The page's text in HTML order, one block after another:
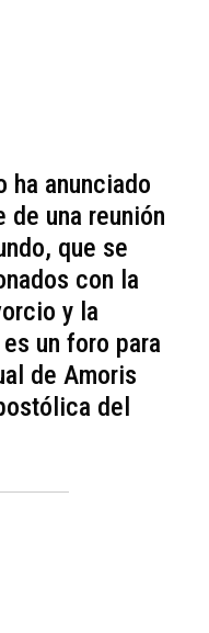
ha anunciado
de una reunión
que se
con la
y la
un foro para
de Amoris
del